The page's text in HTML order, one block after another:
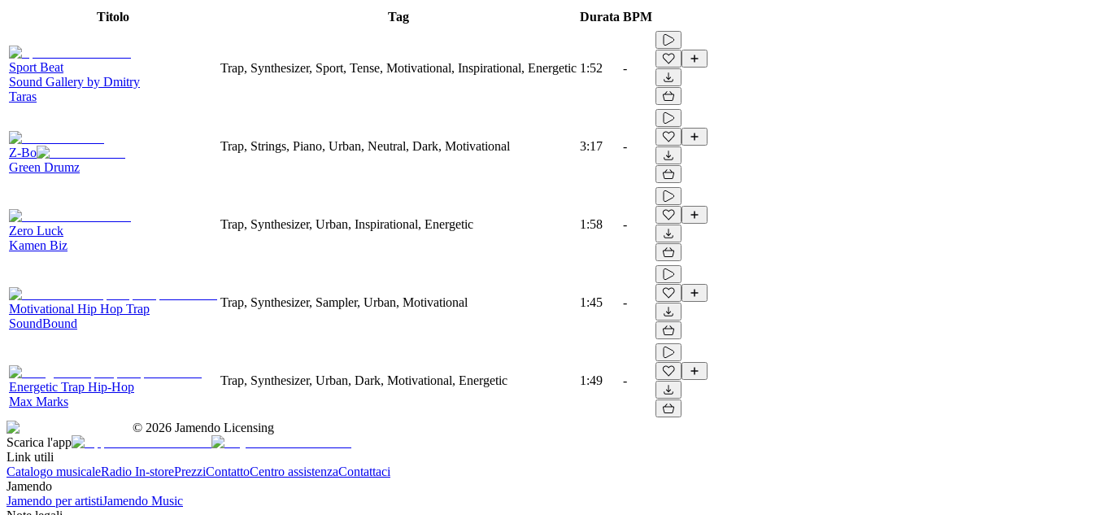
Titolo Tag Durata BPM
Sport Beat
Sound Gallery by Dmitry
Taras
Trap, Synthesizer, Sport, Tense, Motivational, Inspirational, Energetic 1:52 -
Z-Bo
Green Drumz
Trap, Strings, Piano, Urban, Neutral, Dark, Motivational 3:17 -
Zero Luck
Kamen Biz
Trap, Synthesizer, Urban, Inspirational, Energetic 1:58 -
Motivational Hip Hop Trap
SoundBound
Trap, Synthesizer, Sampler, Urban, Motivational 1:45 -
Energetic Trap Hip-Hop
Max Marks
Trap, Synthesizer, Urban, Dark, Motivational, Energetic 1:49 -
© 2026 Jamendo Licensing
Scarica l'app
Link utili
Catalogo musicaleRadio In-storePrezziContattoCentro assistenzaContattaci
Jamendo
Jamendo per artistiJamendo Music